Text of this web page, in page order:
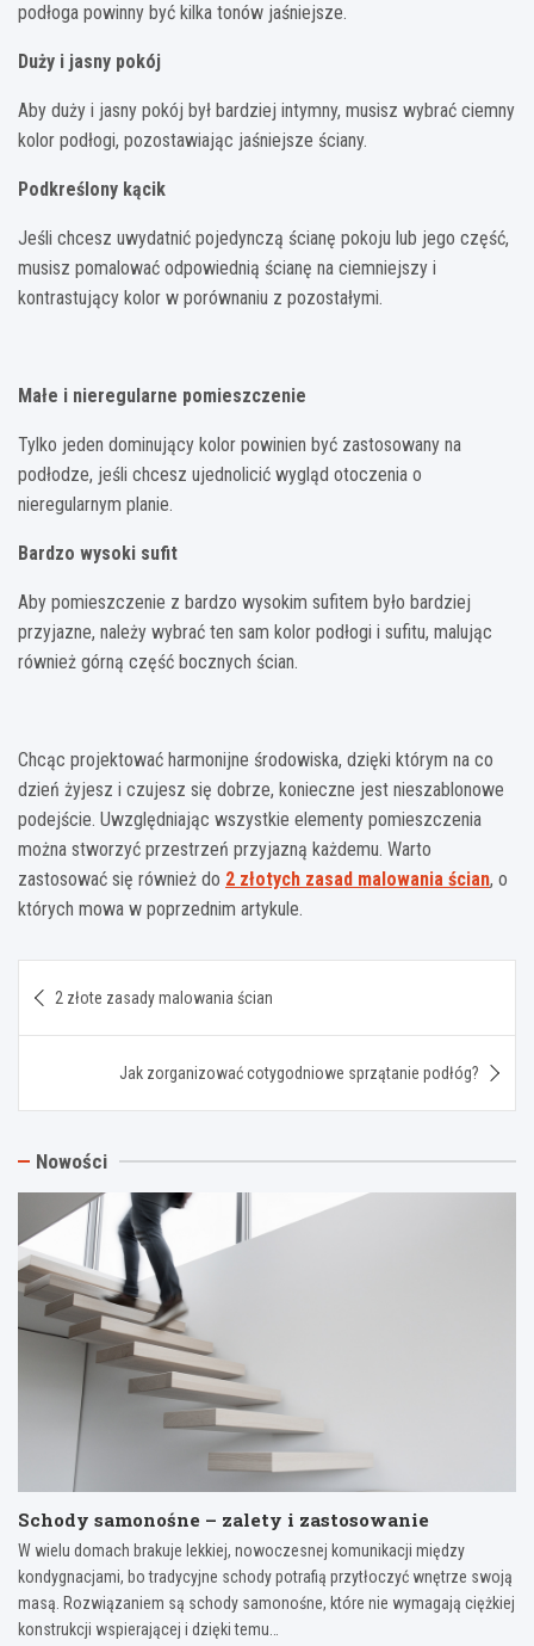
podłoga powinny być kilka tonów jaśniejsze.
Duży i jasny pokój
Aby duży i jasny pokój był bardziej intymny, musisz wybrać ciemny
kolor podłogi, pozostawiając jaśniejsze ściany.
Podkreślony kącik
Jeśli chcesz uwydatnić pojedynczą ścianę pokoju lub jego część,
musisz pomalować odpowiednią ścianę na ciemniejszy i
kontrastujący kolor w porównaniu z pozostałymi.
Małe i nieregularne pomieszczenie
Tylko jeden dominujący kolor powinien być zastosowany na
podłodze, jeśli chcesz ujednolicić wygląd otoczenia o
nieregularnym planie.
Bardzo wysoki sufit
Aby pomieszczenie z bardzo wysokim sufitem było bardziej
przyjazne, należy wybrać ten sam kolor podłogi i sufitu, malując
również górną część bocznych ścian.
Chcąc projektować harmonijne środowiska, dzięki którym na co
dzień żyjesz i czujesz się dobrze, konieczne jest nieszablonowe
podejście. Uwzględniając wszystkie elementy pomieszczenia
można stworzyć przestrzeń przyjazną każdemu. Warto
zastosować się również do 2 złotych zasad malowania ścian, o
których mowa w poprzednim artykule.
wpisu
2 złote zasady malowania ścian
Jak zorganizować cotygodniowe sprzątanie podłóg?
Nowości
Schody samonośne – zalety i zastosowanie
W wielu domach brakuje lekkiej, nowoczesnej komunikacji między
kondygnacjami, bo tradycyjne schody potrafią przytłoczyć wnętrze swoją
masą. Rozwiązaniem są schody samonośne, które nie wymagają ciężkiej
konstrukcji wspierającej i dzięki temu…